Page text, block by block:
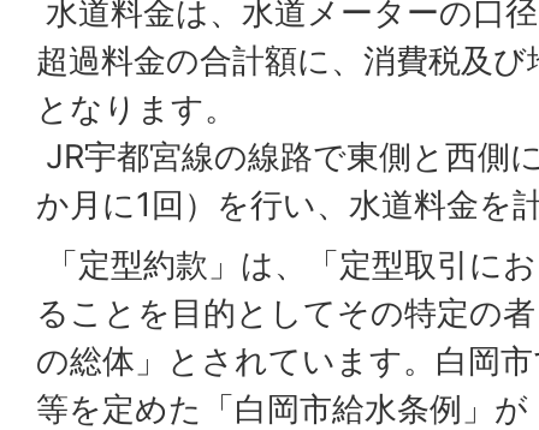
水道料金は、水道メーターの口
超過料金の合計額に、消費税及
となります。
JR宇都宮線の線路で東側と西側
か月に1回）を行い、水道料金を
「定型約款」は、「定型取引に
ることを目的としてその特定の
の総体」とされています。白岡
等を定めた「白岡市給水条例」